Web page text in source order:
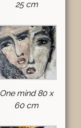
25 cm
One mind 80 x
60 cm